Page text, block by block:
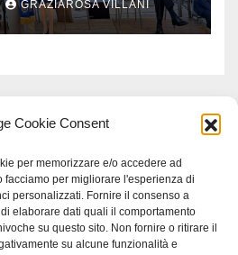
Cookie Consent
per memorizzare e/o accedere ad
per migliorare l'esperienza di
personalizzati. Fornire il consenso a
elaborare dati quali il comportamento
su questo sito. Non fornire o ritirare il
su alcune funzionalità e
GRAZIAROSA VILLANI